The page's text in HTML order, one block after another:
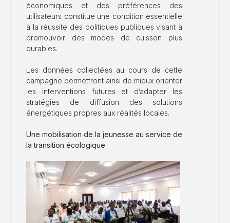
économiques et des préférences des
utilisateurs constitue une condition essentielle
à la réussite des politiques publiques visant à
promouvoir des modes de cuisson plus
durables.
Les données collectées au cours de cette
campagne permettront ainsi de mieux orienter
les interventions futures et d’adapter les
stratégies de diffusion des solutions
énergétiques propres aux réalités locales.
Une mobilisation de la jeunesse au service de
la transition écologique